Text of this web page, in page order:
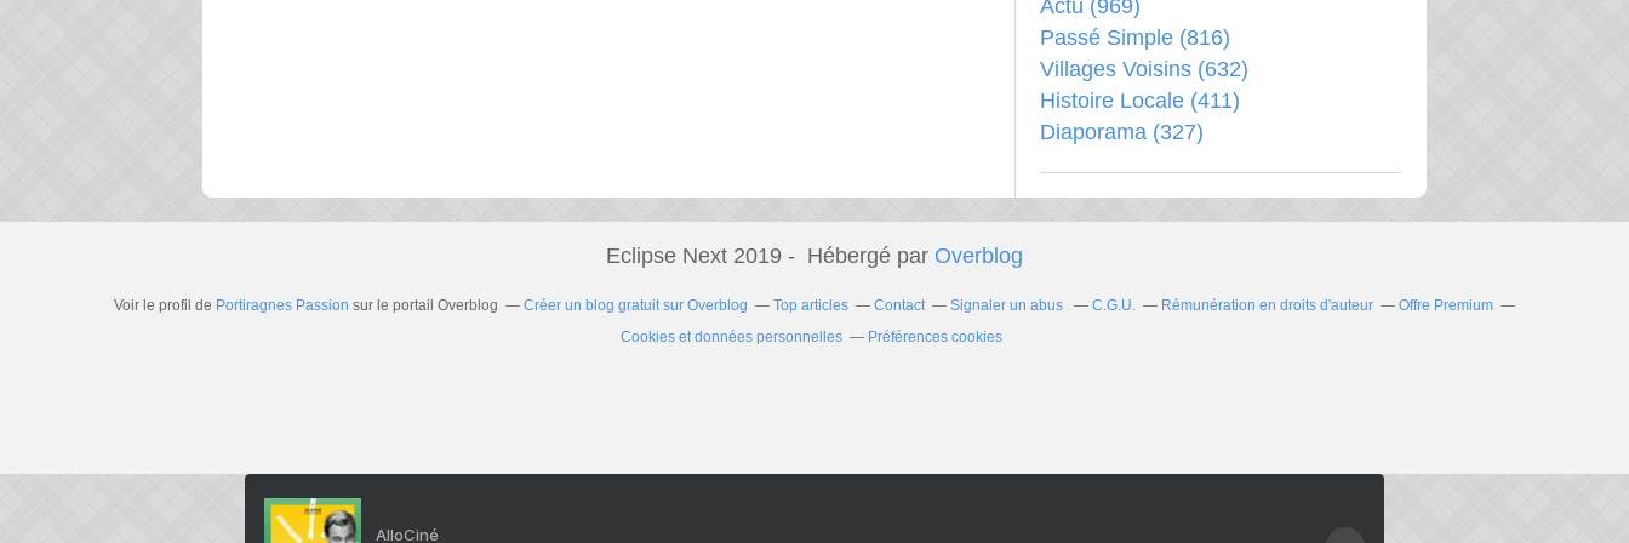
Actu (969)
Passé Simple (816)
Villages Voisins (632)
Histoire Locale (411)
Diaporama (327)
Eclipse Next 2019 - Hébergé par Overblog
Voir le profil de Portiragnes Passion sur le portail Overblog Créer un blog gratuit sur Overblog Top articles Contact Signaler un abus C.G.U. Rémunération en droits d'auteur
Offre Premium
Cookies et données personnelles
Préférences cookies
AlloCiné